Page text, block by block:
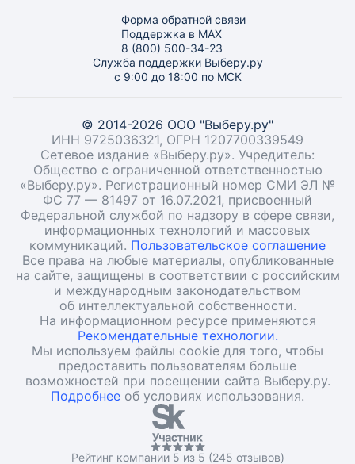
Форма обратной связи
Поддержка в MAX
8 (800) 500-34-23
Служба поддержки Выберу.ру
с 9:00 до 18:00 по МСК
© 2014-2026 ООО "Выберу.ру"
ИНН 9725036321, ОГРН 1207700339549
Сетевое издание «Выберу.ру». Учредитель:
Общество с ограниченной ответственностью
«Выберу.ру». Регистрационный номер СМИ ЭЛ №
ФС 77 — 81497 от 16.07.2021, присвоенный
Федеральной службой по надзору в сфере связи,
информационных технологий и массовых
коммуникаций. Пользовательское соглашение
Все права на любые материалы, опубликованные
на сайте, защищены в соответствии с российским
и международным законодательством
об интеллектуальной собственности.
На информационном ресурсе применяются
Рекомендательные технологии.
Мы используем файлы cookie для того, чтобы
предоставить пользователям больше
возможностей при посещении сайта Выберу.ру.
Подробнее об условиях использования.
Рейтинг компании 5 из 5 (245 отзывов)